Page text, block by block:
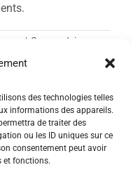
des technologies telles
informations des appareils.
de traiter des
ou les ID uniques sur ce
consentement peut avoir
et fonctions.
| Commentaires
Your